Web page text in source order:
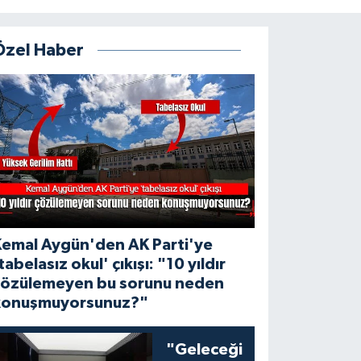
Haber
Aygün'den AK Parti'ye
okul' çıkışı: "10 yıldır
bu sorunu neden
"Geleceği